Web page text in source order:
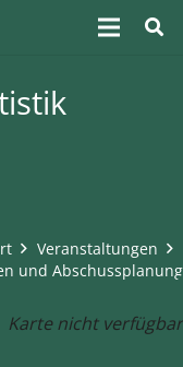
Veranstaltungen
und Abschussplanung
Karte nicht verfügbar